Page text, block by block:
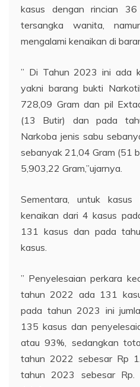
kasus dengan rincian
tersangka wanita,
mengalami kenaikan di
” Di Tahun 2023 ini ada
yakni barang bukti
728,09 Gram dan pil
(13 Butir) dan pada
Narkoba jenis sabu
sebanyak 21,04 Gram (51
5,903,22 Gram,”ujarnya.
Sementara, untuk
kenaikan dari 4 kasus
131 kasus dan pada
kasus.
” Penyelesaian perkara
tahun 2022 ada 131
pada tahun 2023 ini
135 kasus dan
atau 93%, sedangkan
tahun 2022 sebesar Rp
tahun 2023 sebesar Rp.